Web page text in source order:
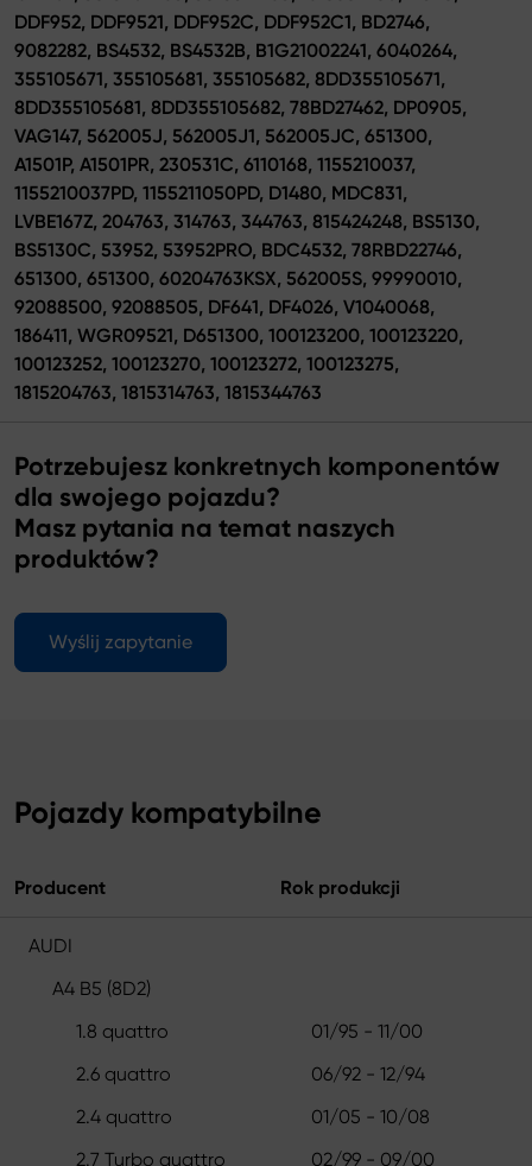
DDF952, DDF9521, DDF952C, DDF952C1, BD2746,
9082282, BS4532, BS4532B, B1G21002241, 6040264,
355105671, 355105681, 355105682, 8DD355105671,
8DD355105681, 8DD355105682, 78BD27462, DP0905,
VAG147, 562005J, 562005J1, 562005JC, 651300,
A1501P, A1501PR, 230531C, 6110168, 1155210037,
1155210037PD, 1155211050PD, D1480, MDC831,
LVBE167Z, 204763, 314763, 344763, 815424248, BS5130,
BS5130C, 53952, 53952PRO, BDC4532, 78RBD22746,
651300, 651300, 60204763KSX, 562005S, 99990010,
92088500, 92088505, DF641, DF4026, V1040068,
186411, WGR09521, D651300, 100123200, 100123220,
100123252, 100123270, 100123272, 100123275,
1815204763, 1815314763, 1815344763
Potrzebujesz konkretnych komponentów
dla swojego pojazdu?
Masz pytania na temat naszych
produktów?
Wyślij zapytanie
Pojazdy kompatybilne
Producent Rok produkcji
AUDI
A4 B5 (8D2)
1.8 quattro
01/95 - 11/00
2.6 quattro
06/92 - 12/94
2.4 quattro
01/05 - 10/08
2.7 Turbo quattro
02/99 - 09/00